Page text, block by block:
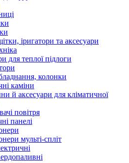
іригатори та аксесуари
для теплої підлоги
колонки
каміни
й аксесуари для кліматичної
повітря
панелі
мульті-спліт